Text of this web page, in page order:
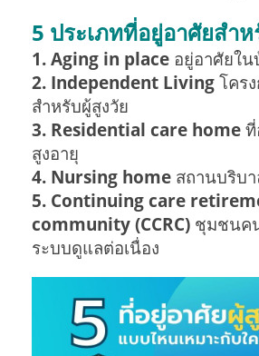
5 ประเภทที่อยู่อาศัยสำ
1. Aging in place อยู่อาศัยใน
2. Independent Living โคร
สำหรับผู้สูงวัย
3. Residential care home ที่
สูงอายุ
4. Nursing home สถานบริบ
5. Continuing care
community (CCRC) ชุมชนค
ระบบดูแลต่อเนื่อง